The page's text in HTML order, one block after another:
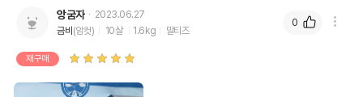
앙굼자
2023.06.27
금비(암컷) 10살 1.6kg 말티즈
재구매
0